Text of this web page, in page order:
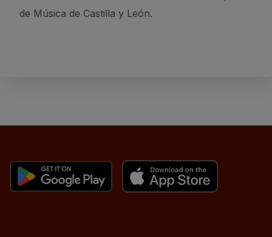
de Música de Castilla y León.